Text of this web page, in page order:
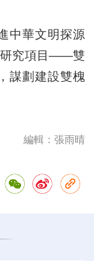
華文明探源
研究項目——雙
謀劃建設雙槐
編輯：張雨晴